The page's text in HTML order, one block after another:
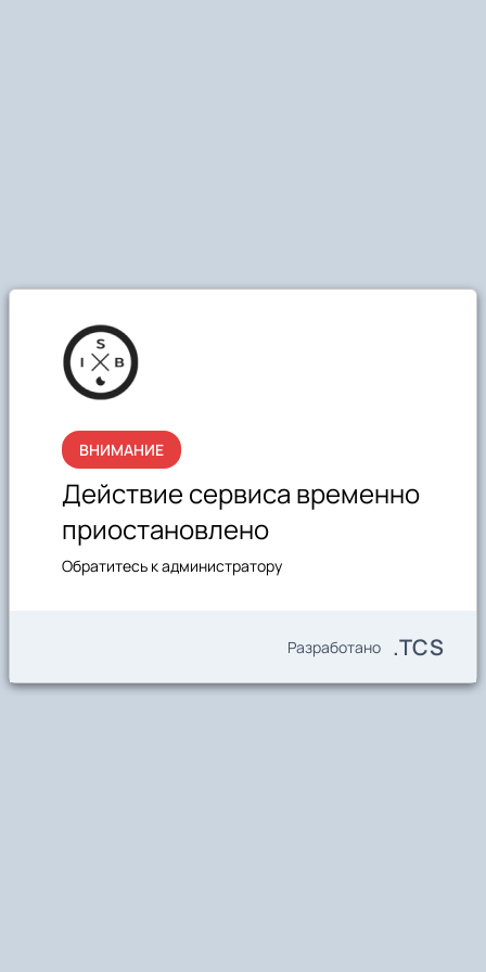
ВНИМАНИЕ
Действие сервиса временно
приостановлено
Обратитесь к администратору
Разработано .TCS